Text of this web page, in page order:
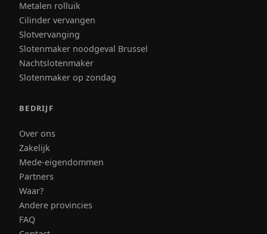
Metalen rolluik
Cilinder vervangen
Slotvervanging
Slotenmaker noodgeval Brussel
Nachtslotenmaker
Slotenmaker op zondag
BEDRIJF
Over ons
Zakelijk
Mede-eigendommen
Partners
Waar?
Andere provincies
FAQ